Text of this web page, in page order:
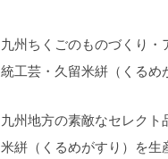
九州ちくごのものづくり
統工芸・久留米絣（くるめ
九州地方の素敵なセレク
米絣（くるめがすり）を